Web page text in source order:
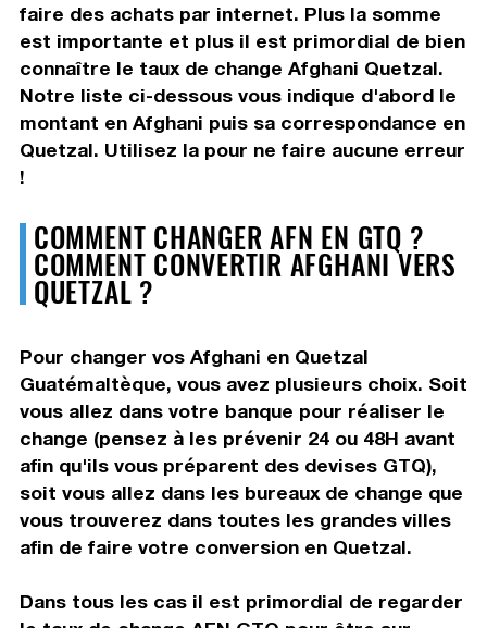
faire des achats par internet. Plus la somme
est importante et plus il est primordial de bien
connaître le taux de change Afghani Quetzal.
Notre liste ci-dessous vous indique d'abord le
montant en Afghani puis sa correspondance en
Quetzal. Utilisez la pour ne faire aucune erreur
!
COMMENT CHANGER AFN EN GTQ ?
COMMENT CONVERTIR AFGHANI VERS
QUETZAL ?
Pour changer vos Afghani en Quetzal
Guatémaltèque, vous avez plusieurs choix. Soit
vous allez dans votre banque pour réaliser le
change (pensez à les prévenir 24 ou 48H avant
afin qu'ils vous préparent des devises GTQ),
soit vous allez dans les bureaux de change que
vous trouverez dans toutes les grandes villes
afin de faire votre conversion en Quetzal.
Dans tous les cas il est primordial de regarder